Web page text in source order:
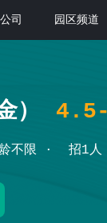
公司 园区频道
）
不限 招1人